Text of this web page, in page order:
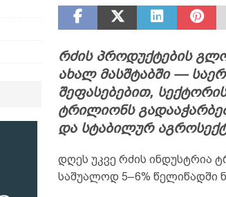
რძის პროდუქტების
ახალ მასშტაბში —
შეფასებებით,
ტრილიონს
და სტაბილურ
დღეს უკვე რძის ინდუსტრია
საშუალოდ 5–6% წელიწადში